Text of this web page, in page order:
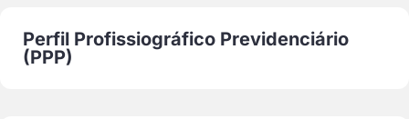
Perfil Profissiográfico Previdenciário
(PPP)